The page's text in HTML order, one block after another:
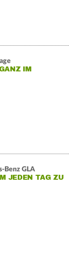
IM
Benz GLA
JEDEN TAG ZU